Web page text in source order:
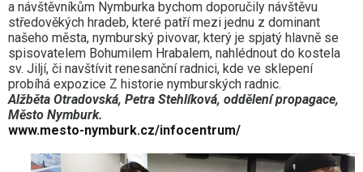
a návštěvníkům Nymburka bychom doporučily návštěvu
středověkých hradeb, které patří mezi jednu z dominant
našeho města, nymburský pivovar, který je spjatý hlavně se
spisovatelem Bohumilem Hrabalem, nahlédnout do kostela
sv. Jiljí, či navštívit renesanční radnici, kde ve sklepení
probíhá expozice Z historie nymburských radnic.
Alžběta Otradovská, Petra Stehlíková, oddělení propagace,
Město Nymburk.
www.mesto-nymburk.cz/infocentrum/